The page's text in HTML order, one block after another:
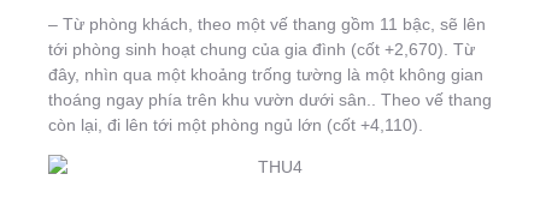
– Từ phòng khách, theo một vế thang gồm 11 bậc, sẽ lên
tới phòng sinh hoạt chung của gia đình (cốt +2,670). Từ
đây, nhìn qua một khoảng trống tường là một không gian
thoáng ngay phía trên khu vườn dưới sân.. Theo vế thang
còn lại, đi lên tới một phòng ngủ lớn (cốt +4,110).